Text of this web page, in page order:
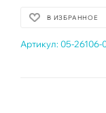
В ИЗБРАННОЕ
Артикул: 05-26106-